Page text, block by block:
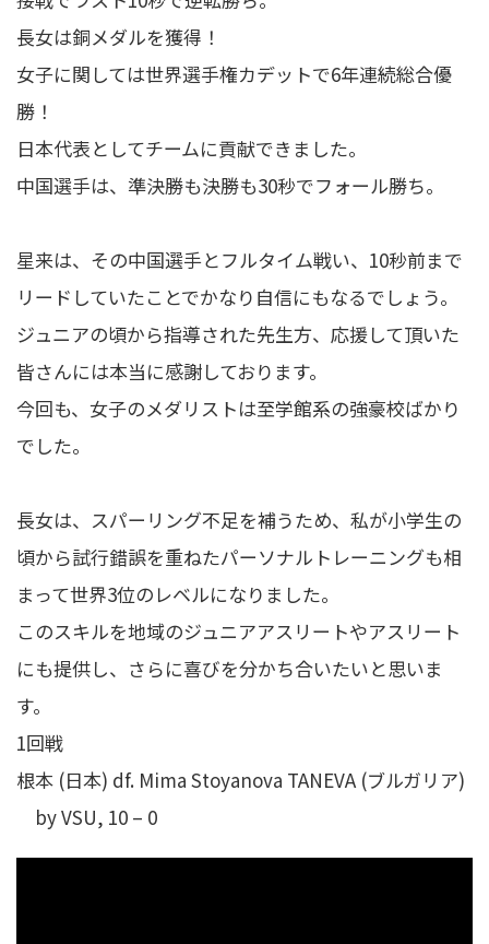
長女は銅メダルを獲得！
女子に関しては世界選手権カデットで6年連続総合優
勝！
日本代表としてチームに貢献できました。
中国選手は、準決勝も決勝も30秒でフォール勝ち。
星来は、その中国選手とフルタイム戦い、10秒前まで
リードしていたことでかなり自信にもなるでしょう。
ジュニアの頃から指導された先生方、応援して頂いた
皆さんには本当に感謝しております。
今回も、女子のメダリストは至学館系の強豪校ばかり
でした。
長女は、スパーリング不足を補うため、私が小学生の
頃から試行錯誤を重ねたパーソナルトレーニングも相
まって世界3位のレベルになりました。
このスキルを地域のジュニアアスリートやアスリート
にも提供し、さらに喜びを分かち合いたいと思いま
す。
1回戦
根本 (日本) df. Mima Stoyanova TANEVA (ブルガリア)
by VSU, 10 – 0